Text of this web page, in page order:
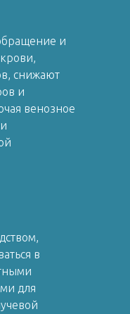
и
снижают
и
венозное
в
для